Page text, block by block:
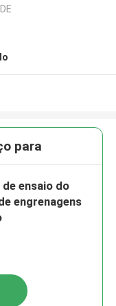
para
ensaio do
engrenagens